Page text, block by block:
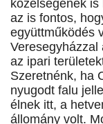
közelségének
az is fontos,
együttműködés
Veresegyházzal
az ipari
Szeretnénk, ha
nyugodt falu
élnek itt, a
állomány volt.